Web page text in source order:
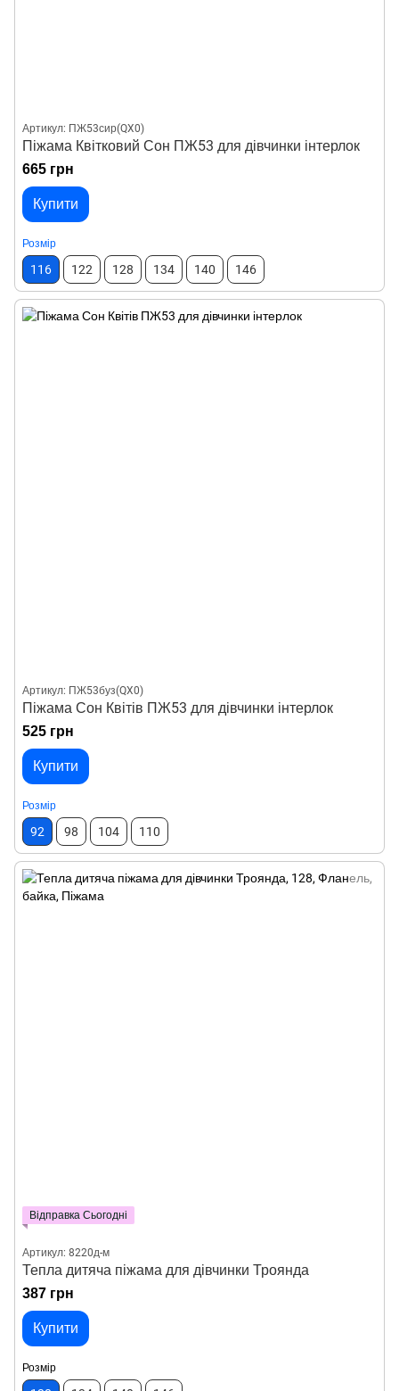
Артикул: ПЖ53сир(QX0)
Піжама Квітковий Сон ПЖ53 для дівчинки інтерлок
665 грн
Купити
Розмір
116 122 128 134 140 146
Артикул: ПЖ53буз(QX0)
Піжама Сон Квітів ПЖ53 для дівчинки інтерлок
525 грн
Купити
Розмір
92 98 104 110
Відправка Сьогодні
Артикул: 8220д-м
Тепла дитяча піжама для дівчинки Троянда
387 грн
Купити
Розмір